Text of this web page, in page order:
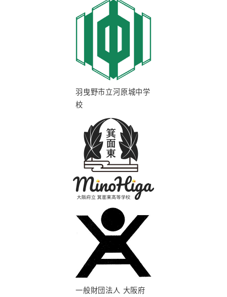
羽曳野市立河原城中学
校
一般財団法人 大阪府